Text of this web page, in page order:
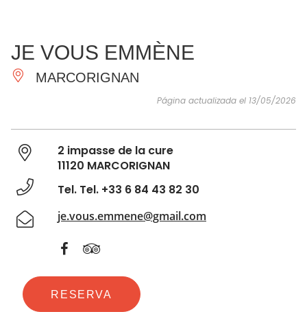
IMPRESCINDIBLES
HACER
INSPIRACIONES
JE VOUS EMMÈNE
MARCORIGNAN
Página actualizada el 13/05/2026
2 impasse de la cure
11120 MARCORIGNAN
Tel. Tel. +33 6 84 43 82 30
je.vous.emmene@gmail.com
RESERVA